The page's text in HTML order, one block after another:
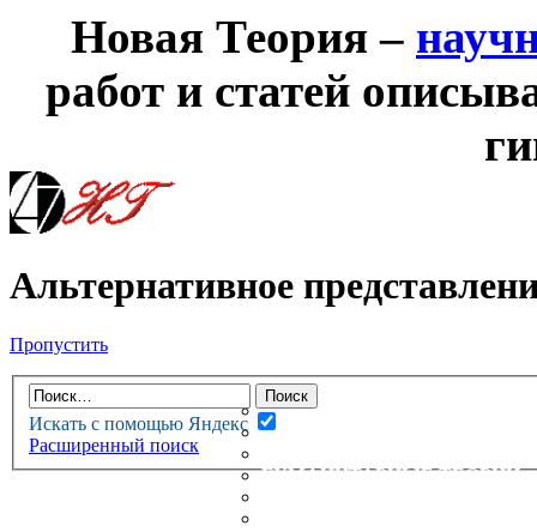
Новая Теория –
работ и статей
Альтернативное
Пропустить
Искать с помощью Яндекс
Расширенный поиск
НОВАЯ ТЕОРИЯФОРУМ
НОВЫЕ СООБЩЕНИЯ
НЕПРОЧИТАННЫЕ
ГУМАНИТАРНЫЕ ТЕОРИИ